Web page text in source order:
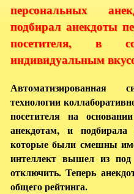
персональных
подбирал анекдоты
посетителя, в
индивидуальным
Автоматизированная
технологии
посетителя на
анекдотам, и
которые были смешны
интеллект вышел из
отключить. Теперь
общего рейтинга.